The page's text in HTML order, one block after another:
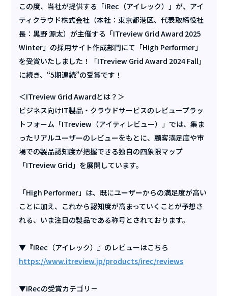
この度、当社が提供する「iRec（アイレック）」が、アイ
ティクラウド株式会社（本社：東京都港区、代表取締役社
長：黒野 源太）が主催する「ITreview Grid Award 2025
Winter」の採用サイト作成部門にて「High Performer」
を受賞いたしました！「ITreview Grid Award 2024 Fall」
に続き、“5期連続”の受賞です！
＜ITreview Grid Awardとは？＞
ビジネス向けIT製品・クラウドサービスのレビュープラッ
トフォーム「ITreview（アイティレビュー）」では、集ま
ったリアルユーザーのレビューをもとに、顧客満足度や市
場での製品認知度が把握できる独自の四象限マップ
「ITreview Grid」を展開しています。
「High Performer」は、既にユーザーからの満足度が高い
ことに加え、これから認知度が高まっていくことが予想さ
れる、いま注目の製品である称号とされております。
▼『iRec（アイレック）』のレビューはこちら
https://www.itreview.jp/products/irec/reviews
▼iRecの受賞カテゴリ－